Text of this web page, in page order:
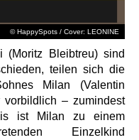
© HappySpots / Cover: LEONINE
(Moritz Bleibtreu) sind
teilen sich die
Milan (Valentin
– zumindest
ist Milan zu einem
Einzelkind